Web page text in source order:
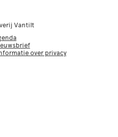
Vantilt
over privacy